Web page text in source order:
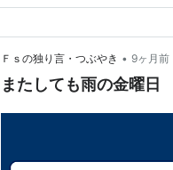
Ｆｓの独り言・つぶやき • 9ヶ月前
またしても雨の金曜日